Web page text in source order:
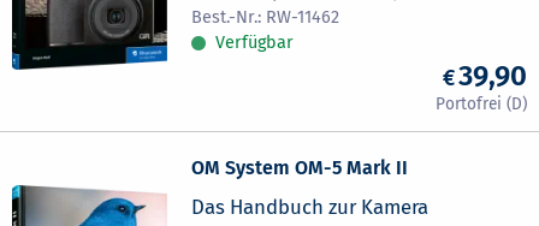
RW-11462
Verfügbar
39,90
OM System OM-5 Mark II
Das Handbuch zur Kamera